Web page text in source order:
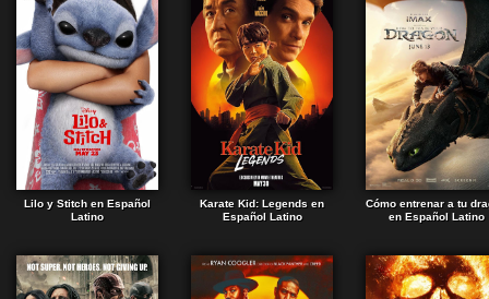
Lilo y Stitch en Español
Latino
Karate Kid: Legends en
Español Latino
Cómo entrenar a tu
en Español Latino